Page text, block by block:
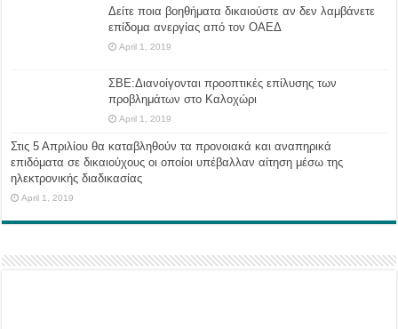
Δείτε ποια βοηθήματα δικαιούστε αν δεν λαμβάνετε
επίδομα ανεργίας από τον ΟΑΕΔ
April 1, 2019
ΣΒΕ:Διανοίγονται προοπτικές επίλυσης των
προβλημάτων στο Καλοχώρι
April 1, 2019
Στις 5 Απριλίου θα καταβληθούν τα προνοιακά και αναπηρικά
επιδόματα σε δικαιούχους οι οποίοι υπέβαλλαν αίτηση μέσω της
ηλεκτρονικής διαδικασίας
April 1, 2019